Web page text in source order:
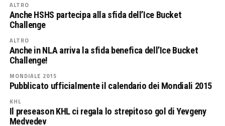
ALTRO
Anche HSHS partecipa alla sfida dell’Ice Bucket
Challenge
ALTRO
Anche in NLA arriva la sfida benefica dell’Ice Bucket
Challenge!
MONDIALE 2015
Pubblicato ufficialmente il calendario dei Mondiali 2015
KHL
Il preseason KHL ci regala lo strepitoso gol di Yevgeny
Medvedev